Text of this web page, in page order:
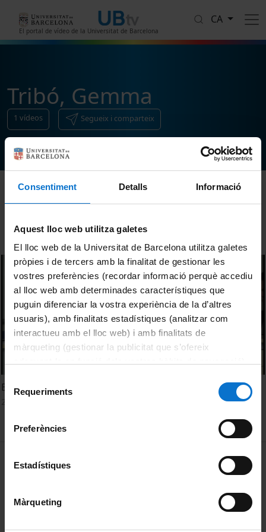
Consentiment Detalls Informació
Aquest lloc web utilitza galetes
El lloc web de la Universitat de Barcelona utilitza galetes
pròpies i de tercers amb la finalitat de gestionar les
vostres preferències (recordar informació perquè accediu
al lloc web amb determinades característiques que
puguin diferenciar la vostra experiència de la d’altres
usuaris), amb finalitats estadístiques (analitzar com
interactueu amb el lloc web) i amb finalitats de
màrqueting (gestionar la publicitat que s’ofereix
consultar laPolítica de galetes del lloc web de la
de Requeriments
Preferències
Estadístiques
Màrqueting
El portal de vídeo de la Universitat de Barcelona
CA
Tribó, Gemma
1 vídeos Segueix i comparteix
Ordenar
El franquisme i l'oposició: Una bibliografia crítica
MENÚ PEU 1
Privadesa i termes